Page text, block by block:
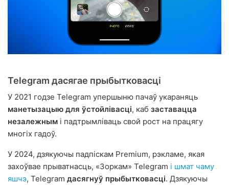
Telegram дасягае прыбытковасці
У 2021 годзе Telegram упершыню пачаў укараняць
манетызацыю для ўстойлівасці, каб заставацца
незалежным і падтрымліваць свой рост на працягу
многіх гадоў.
У 2024, дзякуючы падпіскам Premium, рэкламе, якая
захоўвае прыватнасць, «Зоркам» Telegram і шмат чаму
яшчэ, Telegram дасягнуў прыбытковасці. Дзякуючы